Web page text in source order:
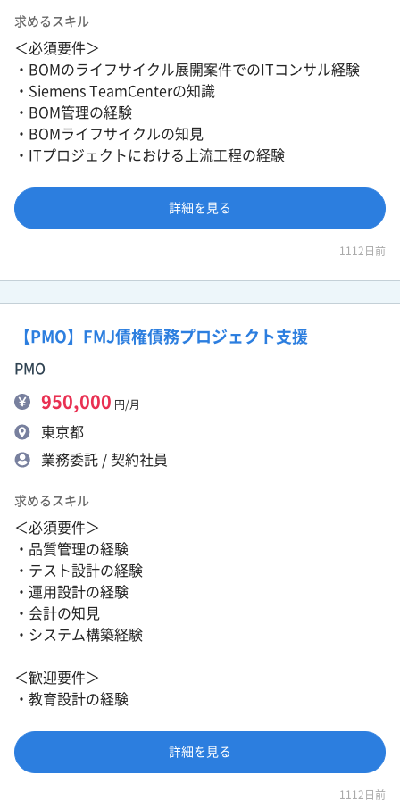
求めるスキル
＜必須要件＞
・BOMのライフサイクル展開案件でのITコンサル経験
・Siemens TeamCenterの知識
・BOM管理の経験
・BOMライフサイクルの知見
・ITプロジェクトにおける上流工程の経験
詳細を見る
1112日前
【PMO】FMJ債権債務プロジェクト支援
PMO
950,000 円/月
東京都
業務委託 / 契約社員
求めるスキル
＜必須要件＞
・品質管理の経験
・テスト設計の経験
・運用設計の経験
・会計の知見
・システム構築経験
＜歓迎要件＞
・教育設計の経験
詳細を見る
1112日前